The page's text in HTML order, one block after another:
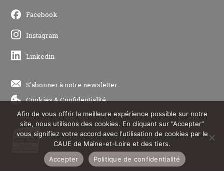
Facebook
Instagram
Linkedin
S'abonner à notre newsletter
Cookies&Confidentialité
Afin de vous offrir la meilleure expérience possible sur notre
site, nous utilisons des cookies. En cliquant sur “Accepter”
vous signifiez votre accord avec l'utilisation de cookies par le
CAUE de Maine-et-Loire et des tiers.
Accepter
Politique de confidentialité